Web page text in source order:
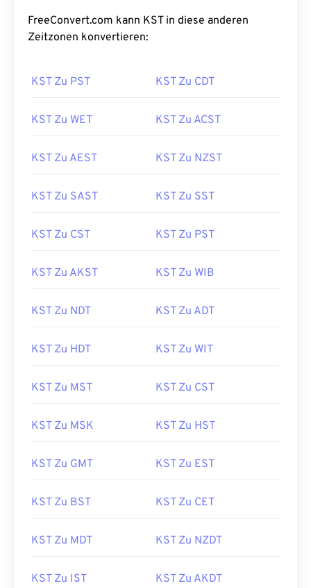
FreeConvert.com kann KST in diese anderen
Zeitzonen konvertieren:
KST Zu PST KST Zu CDT
KST Zu WET KST Zu ACST
KST Zu AEST KST Zu NZST
KST Zu SAST KST Zu SST
KST Zu CST KST Zu PST
KST Zu AKST KST Zu WIB
KST Zu NDT KST Zu ADT
KST Zu HDT KST Zu WIT
KST Zu MST KST Zu CST
KST Zu MSK KST Zu HST
KST Zu GMT KST Zu EST
KST Zu BST KST Zu CET
KST Zu MDT KST Zu NZDT
KST Zu IST KST Zu AKDT